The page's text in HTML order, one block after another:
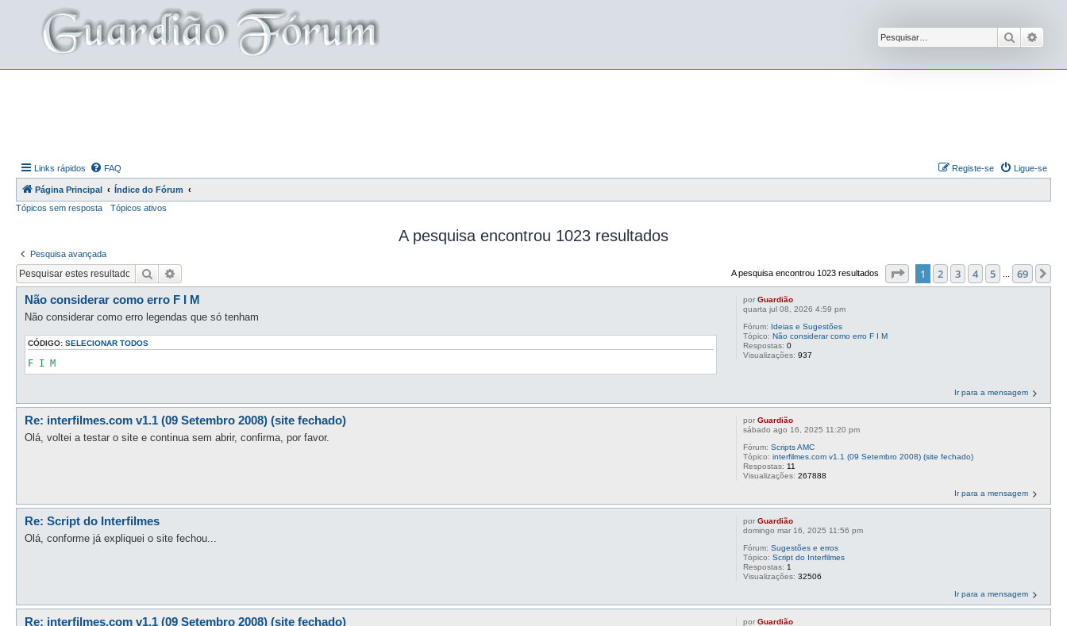
Pesquisar
Links rápidos FAQ Ligue-se
Registe-se
Página Principal
Índice do Fórum
Tópicos sem resposta
Tópicos ativos
A pesquisa encontrou 1023 resultados
Pesquisa avançada
Pesquisar A pesquisa encontrou 1023 resultados Página1 de 69
1 2 3 4 5 69
porGuardião
quarta jul 08, 2026 4:59 pm
Fórum: Ideias e Sugestões
Tópico:Não considerar como erro F I M
Respostas:0
Visualizações:937
Não considerar como erro F I M
Não considerar como erro legendas que só tenham
CÓDIGO: SELECIONAR TODOS
F I M
Ir para a mensagem
porGuardião
sábado ago 16, 2025 11:20 pm
Fórum:Scripts AMC
Tópico:interfilmes.com v1.1 (09 Setembro 2008) (site fechado)
Respostas: 11
Visualizações:267888
Re: interfilmes.com v1.1 (09 Setembro 2008) (site fechado)
Olá, voltei a testar o site e continua sem abrir, confirma, por favor.
Ir para a mensagem
porGuardião
domingo mar 16, 2025 11:56 pm
Fórum:Sugestões e erros
Tópico:Script do Interfilmes
Respostas: 1
Visualizações:32506
Re: Script do Interfilmes
Olá, conforme já expliquei o site fechou...
Ir para a mensagem
porGuardião
Re: interfilmes.com v1.1 (09 Setembro 2008) (site fechado)